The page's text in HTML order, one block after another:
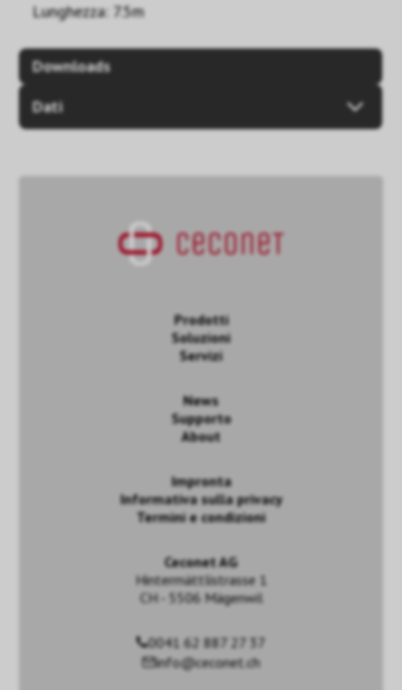
Lunghezza: 7.5m
Downloads
Dati
Prodotti
Soluzioni
Servizi
News
Supporto
About
Impronta
Informativa sulla privacy
Termini e condizioni
Ceconet AG
Hintermättlistrasse 1
CH - 5506 Mägenwil
0041 62 887 27 37
info@ceconet.ch